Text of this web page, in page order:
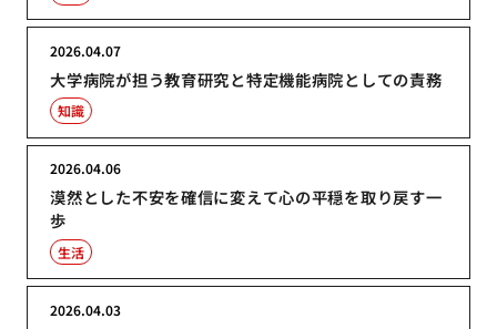
大学病院が担う教育研究と特定機能病院としての責務
2026.04.07
知識
漠然とした不安を確信に変えて心の平穏を取り戻す一
歩
2026.04.06
生活
2026.04.03